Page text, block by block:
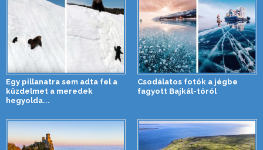
Egy pillanatra sem adta fel a
küzdelmet a meredek
hegyolda...
Csodálatos fotók a jégbe
fagyott Bajkál-tóról